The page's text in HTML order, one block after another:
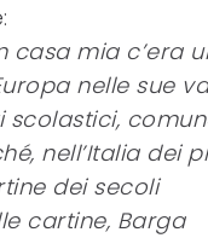
casa mia c’era
nelle sue
scolastici,
nell’Italia dei
dei secoli
cartine, Barga